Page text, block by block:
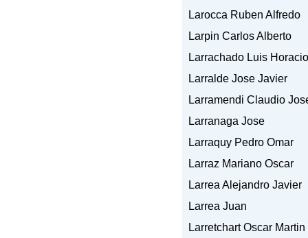
Larocca Ruben Alfredo
Larpin Carlos Alberto
Larrachado Luis Horacio
Larralde Jose Javier
Larramendi Claudio
Larranaga Jose
Larraquy Pedro Omar
Larraz Mariano Oscar
Larrea Alejandro Javier
Larrea Juan
Larretchart Oscar Martin